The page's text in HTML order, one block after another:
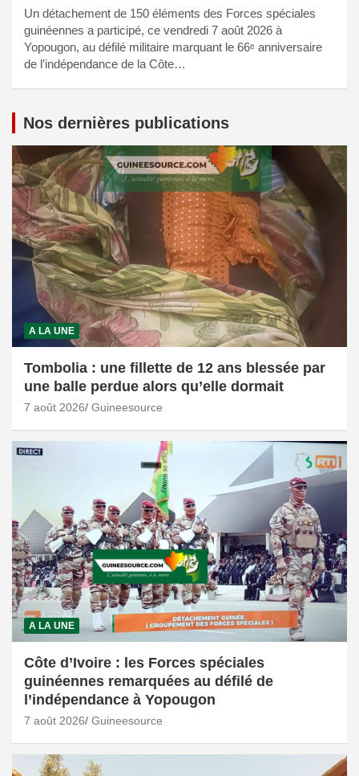
Un détachement de 150 éléments des Forces spéciales
guinéennes a participé, ce vendredi 7 août 2026 à
Yopougon, au défilé militaire marquant le 66ᵉ anniversaire
de l’indépendance de la Côte…
Nos dernières publications
A LA UNE
Tombolia : une fillette de 12 ans blessée par
une balle perdue alors qu’elle dormait
7 août 2026 Guineesource
A LA UNE
Côte d’Ivoire : les Forces spéciales
guinéennes remarquées au défilé de
l’indépendance à Yopougon
7 août 2026 Guineesource